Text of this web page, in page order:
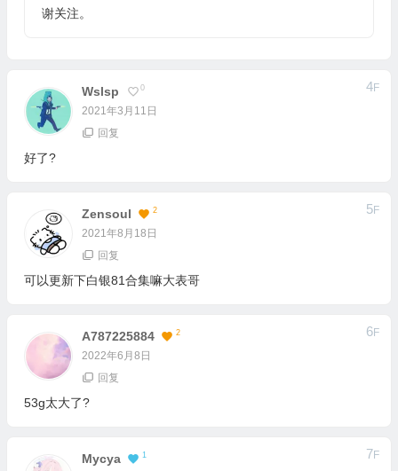
谢关注。
Wslsp 0
2021年3月11日
4F
回复
好了?
Zensoul 2
2021年8月18日
5F
回复
可以更新下白银81合集嘛大表哥
A787225884 2
2022年6月8日
6F
回复
53g太大了?
Mycya 1 7F